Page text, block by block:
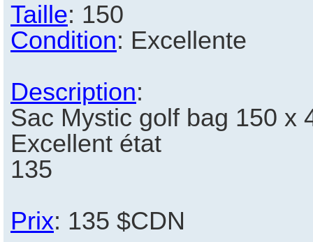
Taille: 150
Condition: Excellente
Description:
Sac Mystic golf bag 150 x
Excellent état
135
Prix: 135 $CDN